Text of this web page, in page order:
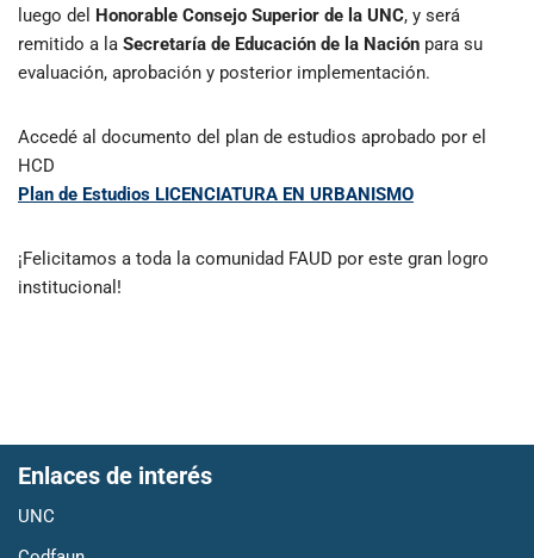
luego del
Honorable Consejo Superior de la UNC, y será
remitido a la Secretaría de Educación de la Nación para su
evaluación, aprobación y posterior implementación.
Accedé al documento del plan de estudios aprobado por el
HCD
Plan de Estudios LICENCIATURA EN URBANISMO
¡Felicitamos a toda la comunidad FAUD por este gran logro
institucional!
Enlaces de interés
UNC